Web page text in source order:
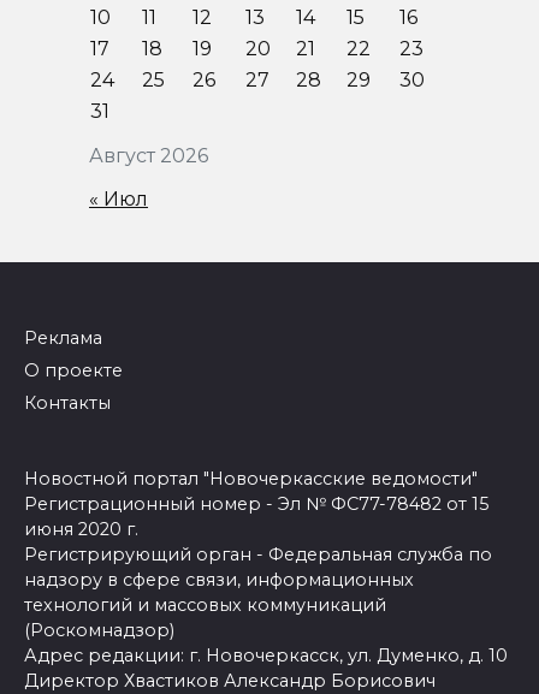
Август 2026
10
11 12 13 14 15
16
17
18 19 20 21 22
23
24
25 26 27 28 29
30
31
« Июл
Реклама
О проекте
Контакты
Новостной портал "Новочеркасские ведомости"
Регистрационный номер - Эл № ФС77-78482 от 15
июня 2020 г.
Регистрирующий орган - Федеральная служба по
надзору в сфере связи, информационных
технологий и массовых коммуникаций
(Роскомнадзор)
Адрес редакции: г. Новочеркасск, ул. Думенко, д. 10
Директор Хвастиков Александр Борисович